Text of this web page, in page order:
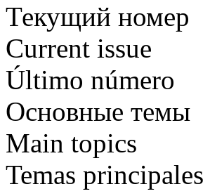
Текущий номер
Current issue
Último número
Основные темы
Main topics
Temas principales